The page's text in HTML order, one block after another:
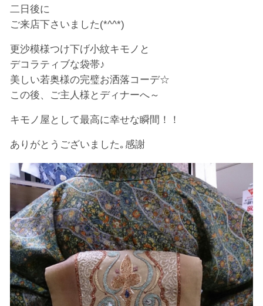
二日後に
ご来店下さいました(*^^*)
更沙模様つけ下げ小紋キモノと
デコラティブな袋帯♪
美しい若奥様の完璧お洒落コーデ☆
この後、ご主人様とディナーへ～
キモノ屋として最高に幸せな瞬間！！
ありがとうございました｡感謝